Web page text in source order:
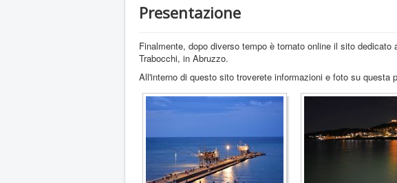
Presentazione
Finalmente, dopo diverso tempo è tornato online il sito
Trabocchi, in Abruzzo.
All'interno di questo sito troverete informazioni e foto su questa